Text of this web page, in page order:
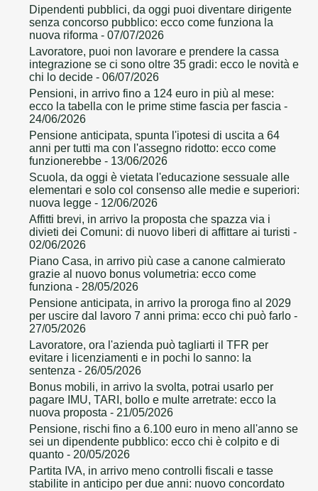
Dipendenti pubblici, da oggi puoi diventare dirigente
senza concorso pubblico: ecco come funziona la
nuova riforma - 07/07/2026
Lavoratore, puoi non lavorare e prendere la cassa
integrazione se ci sono oltre 35 gradi: ecco le novità e
chi lo decide - 06/07/2026
Pensioni, in arrivo fino a 124 euro in più al mese:
ecco la tabella con le prime stime fascia per fascia -
24/06/2026
Pensione anticipata, spunta l'ipotesi di uscita a 64
anni per tutti ma con l'assegno ridotto: ecco come
funzionerebbe - 13/06/2026
Scuola, da oggi è vietata l'educazione sessuale alle
elementari e solo col consenso alle medie e superiori:
nuova legge - 12/06/2026
Affitti brevi, in arrivo la proposta che spazza via i
divieti dei Comuni: di nuovo liberi di affittare ai turisti -
02/06/2026
Piano Casa, in arrivo più case a canone calmierato
grazie al nuovo bonus volumetria: ecco come
funziona - 28/05/2026
Pensione anticipata, in arrivo la proroga fino al 2029
per uscire dal lavoro 7 anni prima: ecco chi può farlo -
27/05/2026
Lavoratore, ora l'azienda può tagliarti il TFR per
evitare i licenziamenti e in pochi lo sanno: la
sentenza - 26/05/2026
Bonus mobili, in arrivo la svolta, potrai usarlo per
pagare IMU, TARI, bollo e multe arretrate: ecco la
nuova proposta - 21/05/2026
Pensione, rischi fino a 6.100 euro in meno all'anno se
sei un dipendente pubblico: ecco chi è colpito e di
quanto - 20/05/2026
Partita IVA, in arrivo meno controlli fiscali e tasse
stabilite in anticipo per due anni: nuovo concordato